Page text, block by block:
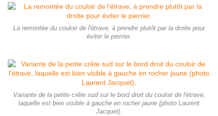
La remontée du couloir de l'étrave, à prendre plutôt par la droite pour
éviter le pierrier.
Variante de la petite crête sud sur le bord droit du couloir de l'étrave,
laquelle est bien visible à gauche en rocher jaune (photo Laurent
Jacquet).